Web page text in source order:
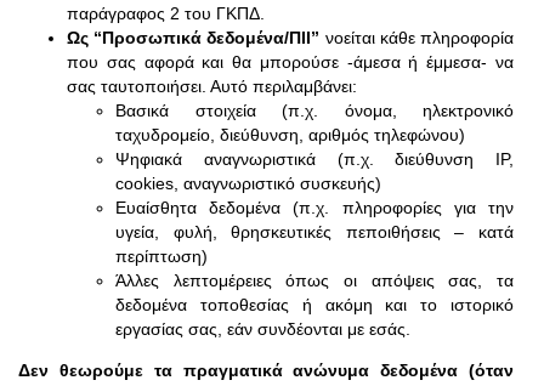
παράγραφος 2 του ΓΚΠΔ.
Ως “Προσωπικά δεδομένα/ΠΙΙ” νοείται κάθε πληροφορία
που σας αφορά και θα μπορούσε -άμεσα ή έμμεσα- να
σας ταυτοποιήσει. Αυτό περιλαμβάνει:
Βασικά στοιχεία (π.χ. όνομα, ηλεκτρονικό
ταχυδρομείο, διεύθυνση, αριθμός τηλεφώνου)
Ψηφιακά αναγνωριστικά (π.χ. διεύθυνση IP,
cookies, αναγνωριστικό συσκευής)
Ευαίσθητα δεδομένα (π.χ. πληροφορίες για την
υγεία, φυλή, θρησκευτικές πεποιθήσεις – κατά
περίπτωση)
Άλλες λεπτομέρειες όπως οι απόψεις σας, τα
δεδομένα τοποθεσίας ή ακόμη και το ιστορικό
εργασίας σας, εάν συνδέονται με εσάς.
Δεν θεωρούμε τα πραγματικά ανώνυμα δεδομένα (όταν